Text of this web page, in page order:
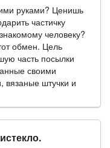
руками? Ценишь
частичку
человеку?
обмен. Цель
часть посылки
своими
вязаные штучки и